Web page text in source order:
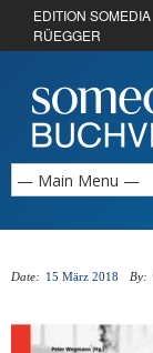
EDITION SOMEDIA
RÜEGGER
Date: 15 März 2018 By: